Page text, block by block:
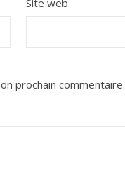
prochain commentaire.